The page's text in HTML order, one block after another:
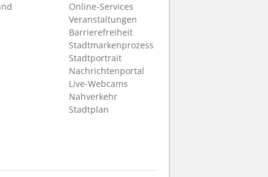
Online-Services
Veranstaltungen
Barrierefreiheit
Stadtmarkenprozess
Stadtportrait
Nachrichtenportal
Live-Webcams
Nahverkehr
Stadtplan